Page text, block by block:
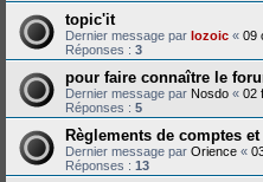
topic'it
Dernier message par lozoic « 09
Réponses : 3
pour faire connaître le
Dernier message par Nosdo « 02
Réponses : 5
Règlements de comptes
Dernier message par Orience «
Réponses : 13